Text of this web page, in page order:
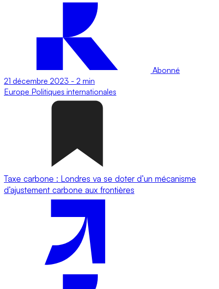
Abonné
21 décembre 2023 - 2 min
Europe Politiques internationales
Taxe carbone : Londres va se doter d’un mécanisme
d’ajustement carbone aux frontières